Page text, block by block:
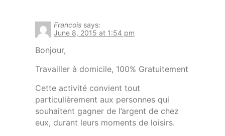
Francois says:
June 8, 2015 at 1:54 pm
Bonjour,
Travailler à domicile, 100% Gratuitement
Cette activité convient tout
particulièrement aux personnes qui
souhaitent gagner de l’argent de chez
eux, durant leurs moments de loisirs.